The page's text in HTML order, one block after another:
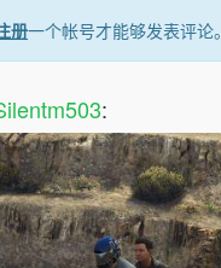
册一个帐号才能够发表评论。
: